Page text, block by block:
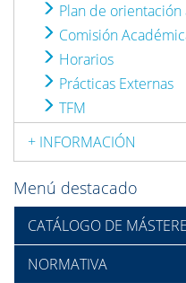
Plan de
Comisión
Horarios
Prácticas Externas
TFM
+ INFORMACIÓN
Menú destacado
CATÁLOGO DE
NORMATIVA